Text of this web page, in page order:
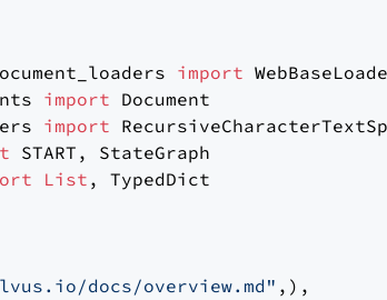
import
import
import
List , TypedDict
docs/overview.md" ,),